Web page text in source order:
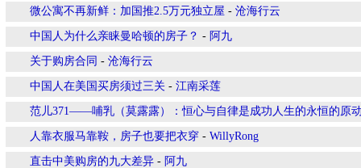
微公寓不再新鲜：加国推2.5万元独立屋 - 沧海行云
中国人为什么亲睐曼哈顿的房子？ - 阿九
关于购房合同 - 沧海行云
中国人在美国买房须过三关 - 江南采莲
范儿371——哺乳（莫露露）：恒心与自律是成功人生的永恒的原
人靠衣服马靠鞍，房子也要把衣穿 - WillyRong
直击中美购房的九大差异 - 阿九